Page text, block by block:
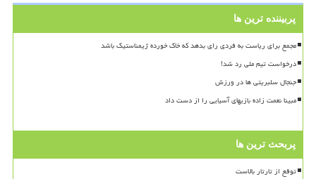
پربیننده ترین ها
مجمع برای ریاست به فردی رای بدهد که خاک خورده ژیمناستیک باشد
درخواست تیم ملی رد شد!
جنجال سلبریتی ها در ورزش
مبینا نعمت زاده بازیهای آسیایی را از دست داد
پربحث ترین ها
توقع از تارتار بالاست